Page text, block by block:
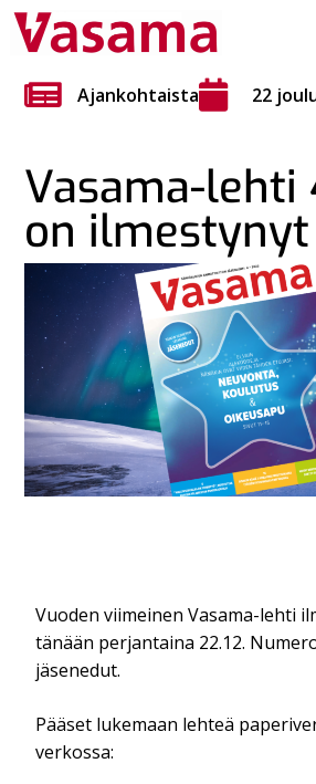
Ajankohtaista 22
Vasama-
on ilmestynyt
Vuoden viimeinen Vasama-lehti
tänään perjantaina 22.12.
jäsenedut.
Pääset lukemaan lehteä
verkossa: